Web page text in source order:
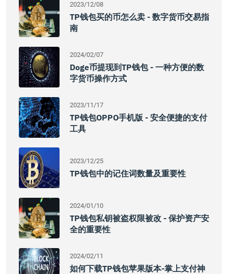
2023/12/08
TP钱包买的币怎么卖 - 数字货币交易指
南
2024/02/07
Doge币提现到TP钱包 - 一种方便的数
字货币操作方式
2023/11/17
TP钱包OPPO手机版 - 安全便捷的支付
工具
2023/12/25
TP钱包中的记住词数量及重要性
2024/01/10
TP钱包私钥被盗权限被改 - 保护资产安
全的重要性
2024/02/11
如何下载TP钱包苹果版本-掌上支付神